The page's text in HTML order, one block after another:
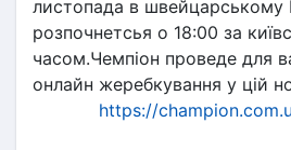
листопада в швейцарському
розпочнетсья о 18:00 за
часом.Чемпіон проведе для
онлайн жеребкування у цій
https://